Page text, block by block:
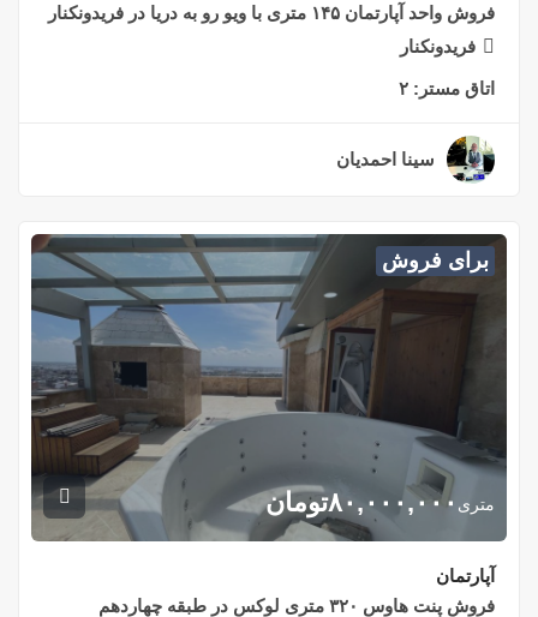
فروش واحد آپارتمان ۱۴۵ متری با ویو رو به دریا در فریدونکنار
فریدونکنار
اتاق مستر: ۲
سینا احمدیان
برای فروش
متری ۸۰,۰۰۰,۰۰۰تومان
آپارتمان
فروش پنت هاوس ۳۲۰ متری لوکس در طبقه چهاردهم